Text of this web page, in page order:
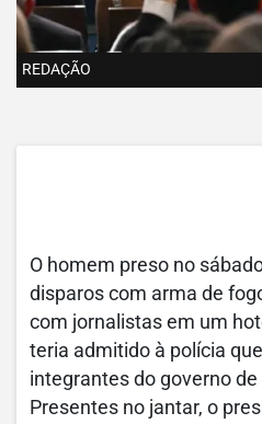
REDAÇÃO
O homem preso no
disparos com arma de
com jornalistas em um
teria admitido à polícia
integrantes do governo
Presentes no jantar, o